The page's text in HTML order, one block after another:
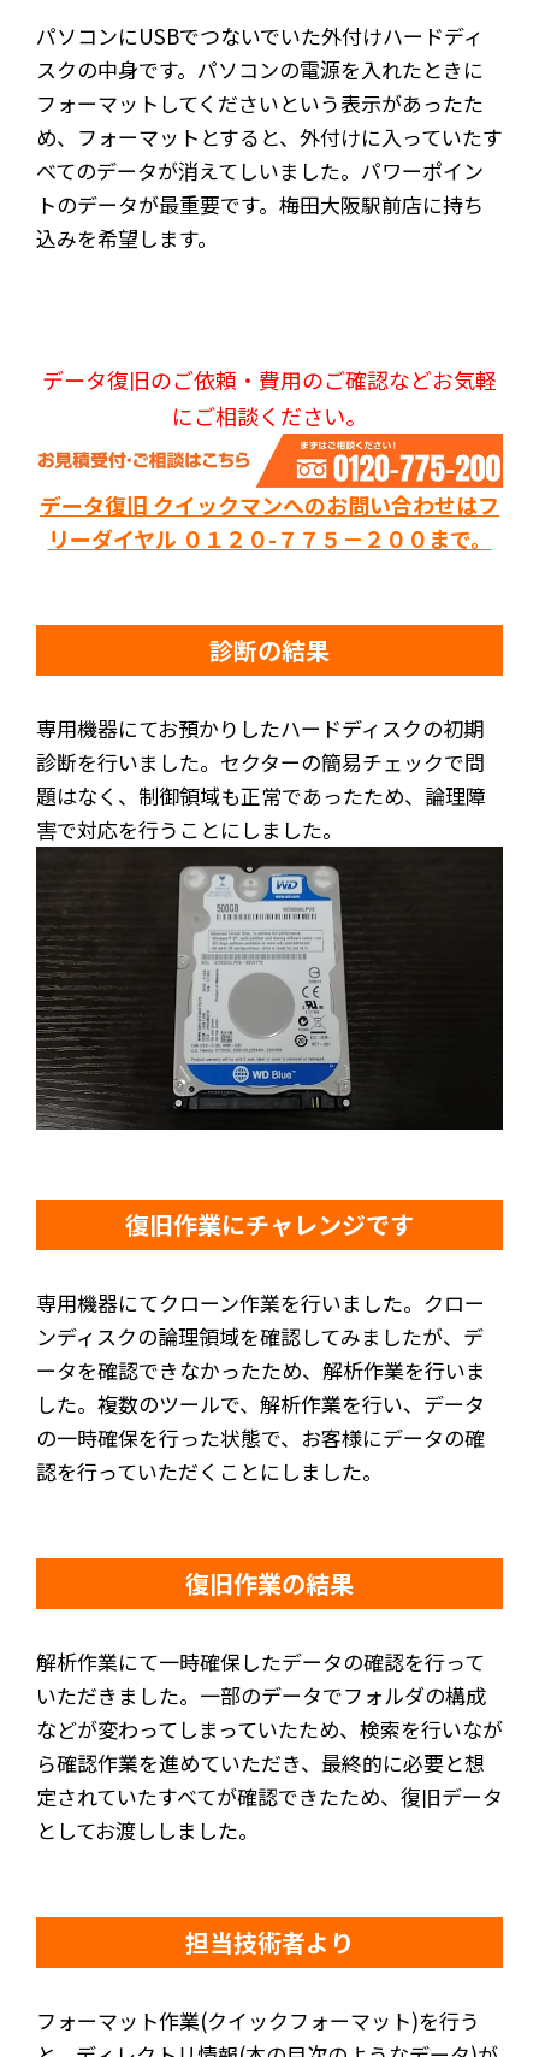
パソコンにUSBでつないでいた外付けハードディ
スクの中身です。パソコンの電源を入れたときに
フォーマットしてくださいという表示があったた
め、フォーマットとすると、外付けに入っていたす
べてのデータが消えてしいました。パワーポイン
トのデータが最重要です。梅田大阪駅前店に持ち
込みを希望します。
データ復旧のご依頼・費用のご確認などお気軽
にご相談ください。
データ復旧 クイックマンへのお問い合わせはフ
リーダイヤル ０１２０-７７５－２００まで。
診断の結果
専用機器にてお預かりしたハードディスクの初期
診断を行いました。セクターの簡易チェックで問
題はなく、制御領域も正常であったため、論理障
害で対応を行うことにしました。
復旧作業にチャレンジです
専用機器にてクローン作業を行いました。クロー
ンディスクの論理領域を確認してみましたが、デ
ータを確認できなかったため、解析作業を行いま
した。複数のツールで、解析作業を行い、データ
の一時確保を行った状態で、お客様にデータの確
認を行っていただくことにしました。
復旧作業の結果
解析作業にて一時確保したデータの確認を行って
いただきました。一部のデータでフォルダの構成
などが変わってしまっていたため、検索を行いなが
ら確認作業を進めていただき、最終的に必要と想
定されていたすべてが確認できたため、復旧データ
としてお渡ししました。
担当技術者より
フォーマット作業(クイックフォーマット)を行う